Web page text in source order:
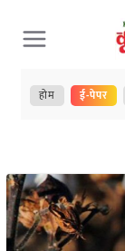
Skip
to
content
होम ई-पेपर